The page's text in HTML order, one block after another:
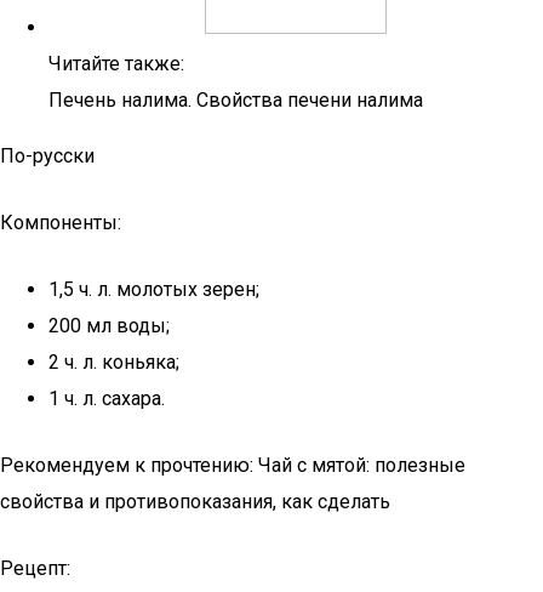
Читайте также:
Печень налима. Свойства печени налима
По-русски
Компоненты:
1,5 ч. л. молотых зерен;
200 мл воды;
2 ч. л. коньяка;
1 ч. л. сахара.
Рекомендуем к прочтению: Чай с мятой: полезные
свойства и противопоказания, как сделать
Рецепт: